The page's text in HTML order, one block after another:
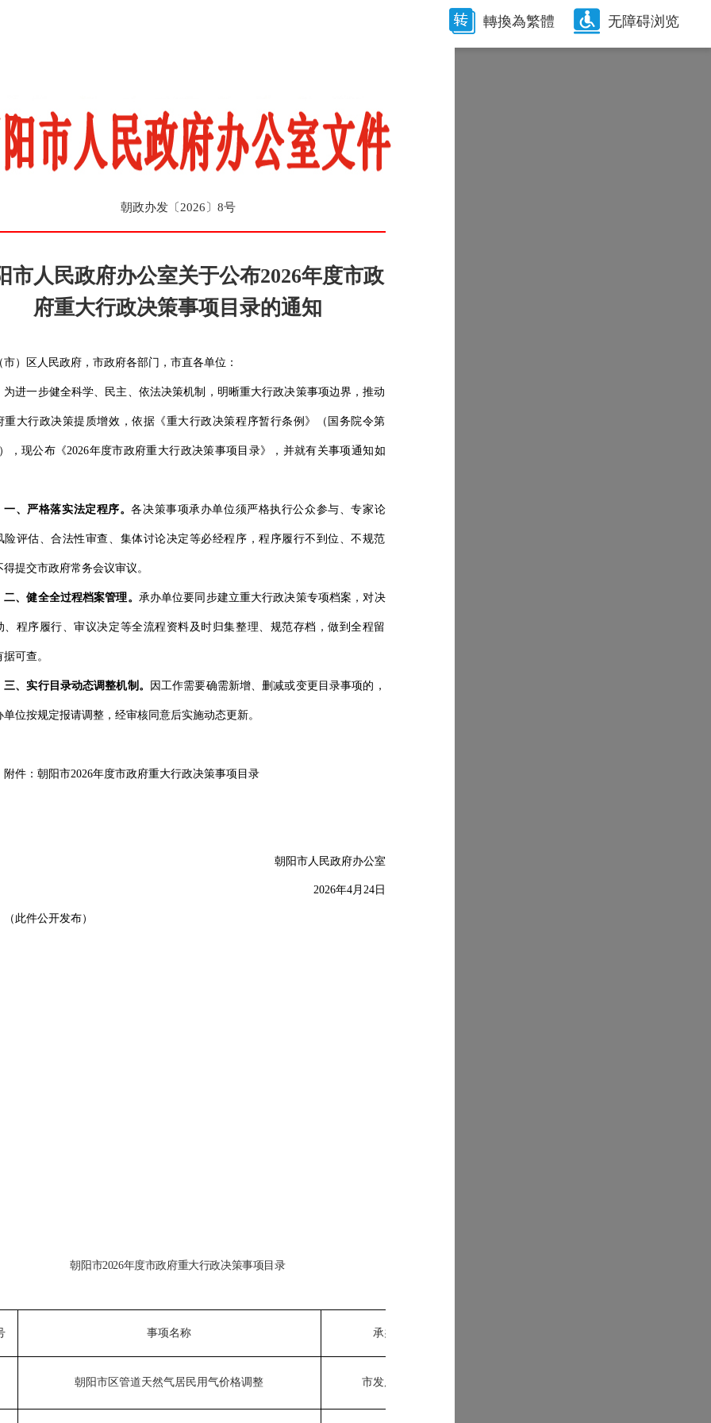
轉換為繁體 无障碍浏览
朝政办发〔2026〕8号
市人民政府办公室关于公布2026年度市政
府重大行政决策事项目录的通知
） 区 人民政府，市政府各部门 ， 市直各单位：
为进一步健全科学、民主、依法决策机制，明晰重大行政决策事项边界，推动
重大行政决策提质增效，依据《重大行政决策程序暂行条例》（国务院令第
， 现公布《2026年度市政府重大行政决策事项目录》，并就有关事项通知如
一、严格落实法定程序。各决策事项承办单位须严格执行公众参与、专家论
险评估、合法性审查、集体讨论决定等必经程序，程序履行不到位、不规范
得提交市政府常务会议审议。
二、健全全过程档案管理。 承办单位要同步建立重大行政决策专项档案，对决
、程序履行、审议决定等全流程资料及时归集整理、规范存档，做到全程留
可查。
三、实行目录动态调整机制。 因工作需要确需新增、删减或变更目录事项的，
单位按规定报请调整，经审核同意后实施动态更新。
附件：朝阳市2026年度市政府重大行政决策事项目录
朝阳市人民政府办公室
2026年4月 24日
（此件公开发布）
朝阳市2026年度市政府重大行政决策事项目录
事项名称 承办部门
朝阳市区管道天然气居民用气价格调整 市发展